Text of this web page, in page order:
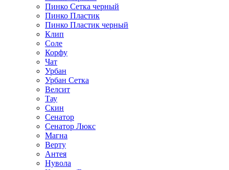
Пинко Сетка черный
Пинко Пластик
Пинко Пластик черный
Клип
Соле
Корфу
Чат
Урбан
Урбан Сетка
Велсит
Тау
Скин
Сенатор
Сенатор Люкс
Магна
Верту
Антея
Нувола